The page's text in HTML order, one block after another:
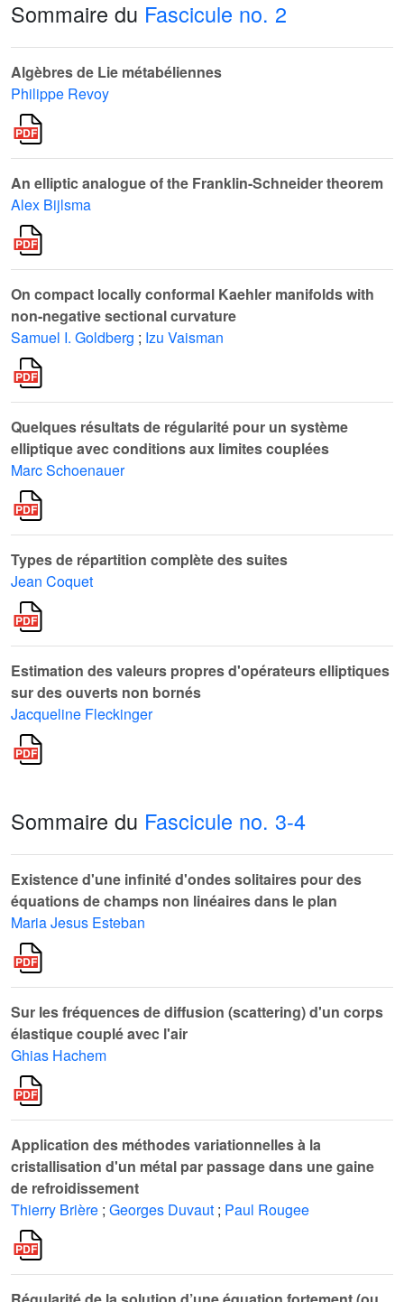
Sommaire du Fascicule no. 2
Algèbres de Lie métabéliennes
Philippe Revoy
An elliptic analogue of the Franklin-Schneider theorem
Alex Bijlsma
On compact locally conformal Kaehler manifolds with
non-negative sectional curvature
Samuel I. Goldberg ; Izu Vaisman
Quelques résultats de régularité pour un système
elliptique avec conditions aux limites couplées
Marc Schoenauer
Types de répartition complète des suites
Jean Coquet
Estimation des valeurs propres d'opérateurs elliptiques
sur des ouverts non bornés
Jacqueline Fleckinger
Sommaire du Fascicule no. 3-4
Existence d'une infinité d'ondes solitaires pour des
équations de champs non linéaires dans le plan
Maria Jesus Esteban
Sur les fréquences de diffusion (scattering) d'un corps
élastique couplé avec l'air
Ghias Hachem
Application des méthodes variationnelles à la
cristallisation d'un métal par passage dans une gaine
de refroidissement
Thierry Brière ; Georges Duvaut ; Paul Rougee